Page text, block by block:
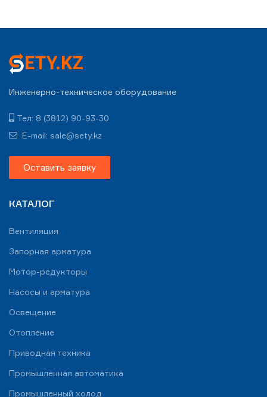
Инженерно-техническое оборудование
Тел: 8 (3812) 90-93-30
E-mail: sale@sety.kz
Оставить заявку
КАТАЛОГ
Вентиляция
Запорная арматура
Мотор-редукторы
Насосы и арматура
Освещение
Отопление
Приводная техника
Промышленная автоматика
Промышленный холод